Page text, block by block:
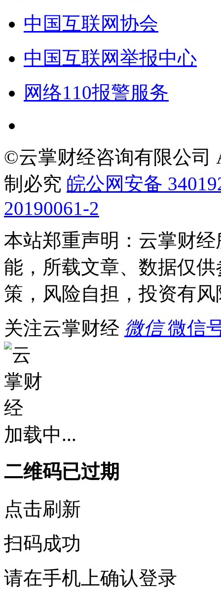
中国互联网协会
中国互联网举报中心
网络110报警服务
©云掌财经咨询有限公司
制必究 皖公网安备
20190061-2
本站郑重声明：云掌财
能，所载文章、数据仅
策，风险自担，投资有
关注云掌财经 微信 微信
加载中...
二维码已过期
点击刷新
扫码成功
请在手机上确认登录